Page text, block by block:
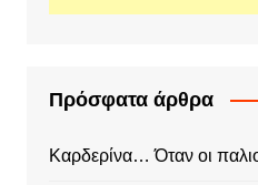
Πρόσφατα άρθρα
Καρδερίνα… Όταν οι